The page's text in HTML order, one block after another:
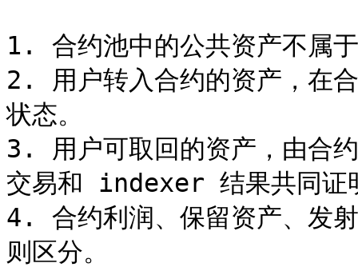
1. 合约池中的公共资产不属
2. 用户转入合约的资产，在
状态。
3. 用户可取回的资产，由
交易和 indexer 结果共同证
4. 合约利润、保留资产、发
则区分。